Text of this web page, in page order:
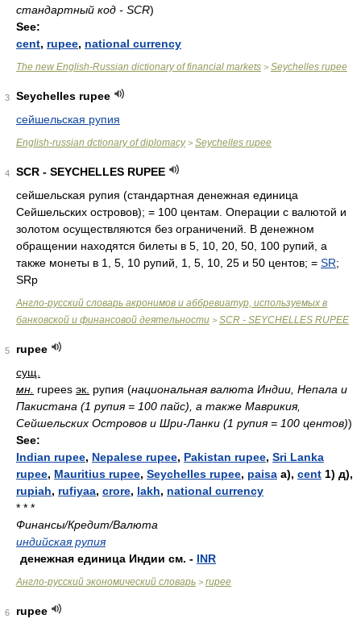
стандартный код - SCR)
See:
cent, rupee, national currency
The new English-Russian dictionary of financial markets > Seychelles rupee
3
Seychelles rupee
сейшельская рупия
English-russian dctionary of diplomacy> Seychelles rupee
4
SCR - SEYCHELLES RUPEE
сейшельская рупия (стандартная денежная единица
Сейшельских островов); = 100 центам. Операции с валютой и
золотом осуществляются без ограничений. В денежном
обращении находятся билеты в 5, 10, 20, 50, 100 рупий, а
также монеты в 1, 5, 10 рупий, 1, 5, 10, 25 и 50 центов; = SR;
SRp
Англо-русский словарь акронимов и аббревиатур, используемых в
банковской и финансовой деятельности > SCR - SEYCHELLES RUPEE
5
rupee
сущ.
мн. rupees эк. рупия (национальная валюта Индии, Непала и
Пакистана (1 рупия = 100 пайс), а также Маврикия,
Сейшельских Островов и Шри-Ланки (1 рупия = 100 центов))
See:
Indian rupee, Nepalese rupee, Pakistan rupee, Sri Lanka
rupee, Mauritius rupee, Seychelles rupee, paisa а), cent 1) д),
rupiah, rufiyaa, crore, lakh, national currency
* * *
Финансы/Кредит/Валюта
индийская рупия
денежная единица Индии см. - INR
Англо-русский экономический словарь > rupee
6
rupee